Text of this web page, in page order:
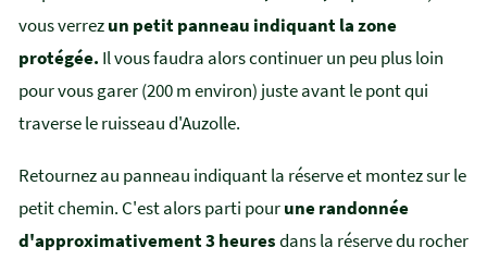
vous verrezun petit panneau indiquant la zone
protégée. Il vous faudra alors continuer un peu plus loin
pour vous garer (200 m environ) juste avant le pont qui
traverse le ruisseau d'Auzolle.
Retournez au panneau indiquant la réserve et montez sur le
petit chemin. C'est alors parti pourune randonnée
d'approximativement 3 heuresdans la réserve du rocher